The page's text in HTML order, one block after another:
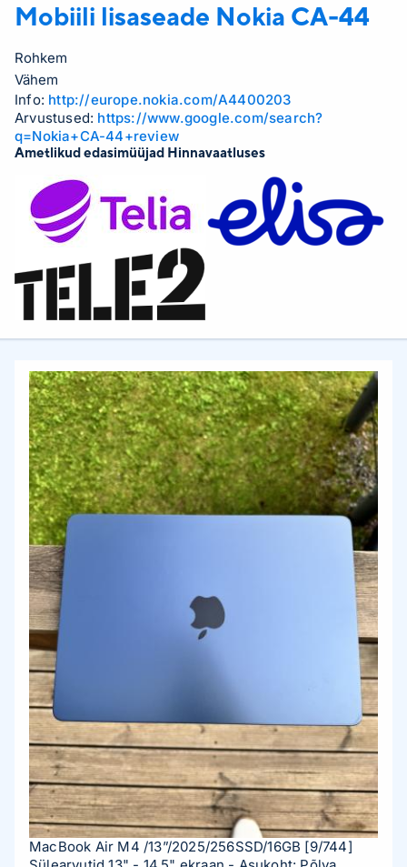
Mobiili lisaseade Nokia CA-44
Rohkem
Vähem
Info: http://europe.nokia.com/A4400203
Arvustused: https://www.google.com/search?
q=Nokia+CA-44+review
Ametlikud edasimüüjad Hinnavaatluses
MacBook Air M4 /13”/2025/256SSD/16GB [9/744]